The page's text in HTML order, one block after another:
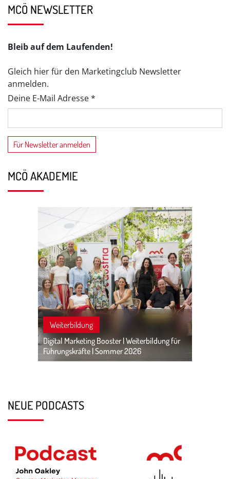
MCÖ NEWSLETTER
Bleib auf dem Laufenden!
Gleich hier für den Marketingclub Newsletter
anmelden.
Deine E-Mail Adresse *
MCÖ AKADEMIE
Weiterbildung
Digital Marketing Booster | Weiterbildung für
Führungskräfte | Sommer 2026
NEUE PODCASTS